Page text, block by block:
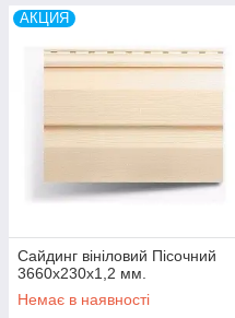
АКЦИЯ
Сайдинг вініловий Пісочний
3660х230х1,2 мм.
Немає в наявності